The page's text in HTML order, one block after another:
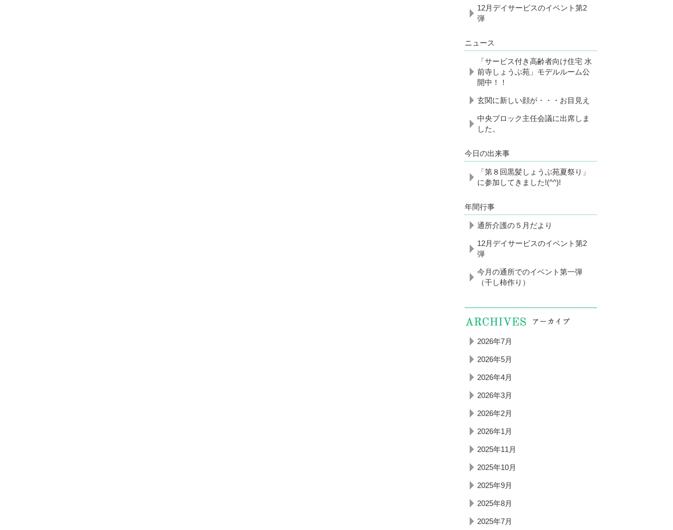
12月デイサービスのイベント第2
弾
ニュース
「サービス付き高齢者向け住宅 水
前寺しょうぶ苑」モデルルーム公
開中！！
玄関に新しい顔が・・・お目見え
中央ブロック主任会議に出席しま
した。
今日の出来事
「第８回黒髪しょうぶ苑夏祭り」
に参加してきました!(^^)!
年間行事
通所介護の５月だより
12月デイサービスのイベント第2
弾
今月の通所でのイベント第一弾
（干し柿作り）
2026年7月
2026年5月
2026年4月
2026年3月
2026年2月
2026年1月
2025年11月
2025年10月
2025年9月
2025年8月
2025年7月